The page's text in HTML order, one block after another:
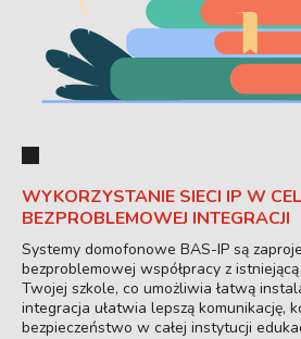
WYKORZYSTANIE SIECI IP W
BEZPROBLEMOWEJ INTEGRACJI
Systemy domofonowe BAS-IP są
bezproblemowej współpracy z
Twojej szkole, co umożliwia łatwą
integracja ułatwia lepszą komunikację,
bezpieczeństwo w całej instytucji